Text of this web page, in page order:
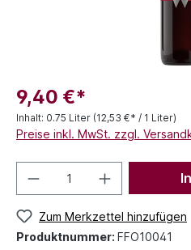
9,40 €*
Inhalt: 0.75 Liter (12,53 €* / 1 Liter)
Preise inkl. MwSt. zzgl.
Zum Merkzettel hinzufügen
Produktnummer: FFO10041